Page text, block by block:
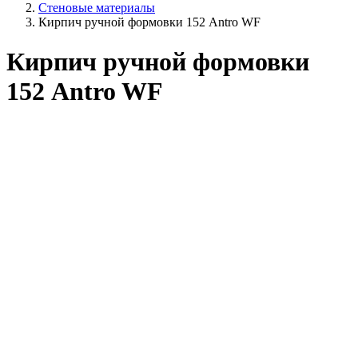
Стеновые материалы
Кирпич ручной формовки 152 Antro WF
Кирпич ручной формовки
152 Antro WF